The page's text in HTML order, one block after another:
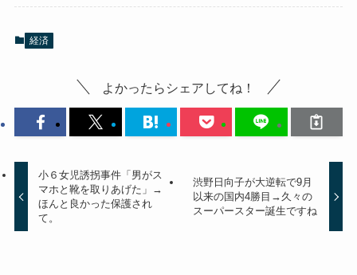
経済
よかったらシェアしてね！
小６女児誘拐事件「男がス
マホと靴を取りあげた」→
ほんと良かった保護され
て。
渋野日向子が大逆転で9月
以来の国内4勝目→久々の
スーパースター誕生ですね